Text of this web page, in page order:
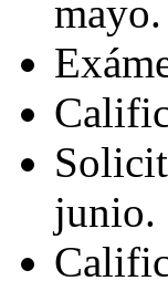
mayo.
junio.